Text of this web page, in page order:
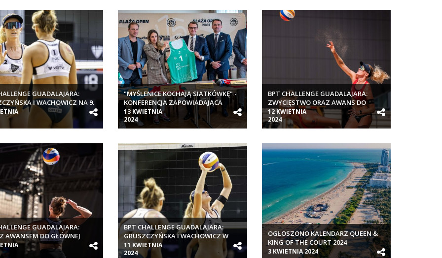
GUADALAJARA:
I WACHOWICZ NA 9.
"MYŚLENICE KOCHAJĄ SIATKÓWKĘ" -
KONFERENCJA ZAPOWIADAJĄCA
TURNIEJ BEACH PRO TOUR FUTURES I
15. EDYCJĘ PLAŻY OPEN
13 KWIETNIA
2024
BPT CHALLENGE GUADALAJARA:
ZWYCIĘSTWO ORAZ AWANS DO
RUNDY 16 GRUSZCZYŃSKIEJ I
WACHOWICZ
12 KWIETNIA
2024
GUADALAJARA:
AWANSEM DO GŁÓWNEJ
BPT CHALLENGE GUADALAJARA:
GRUSZCZYŃSKA I WACHOWICZ W
ELIMINACJACH
11 KWIETNIA
2024
OGŁOSZONO KALENDARZ QUEEN &
KING OF THE COURT 2024
3 KWIETNIA 2024